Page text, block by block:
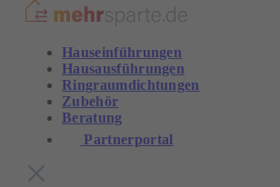
Hauseinführungen
Hausausführungen
Ringraumdichtungen
Zubehör
Beratung
Partnerportal